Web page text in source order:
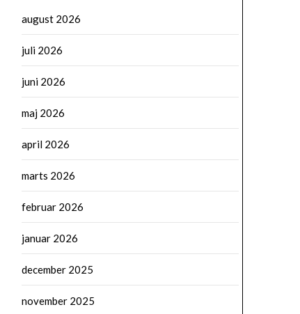
august 2026
juli 2026
juni 2026
maj 2026
april 2026
marts 2026
februar 2026
januar 2026
december 2025
november 2025